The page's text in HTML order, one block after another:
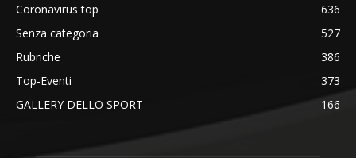
Coronavirus top
636
Senza categoria
527
Rubriche
386
Top-Eventi
373
GALLERY DELLO SPORT
166